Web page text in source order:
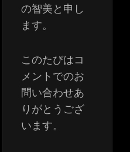
の智美と申し
ます。
このたびはコ
メントでのお
問い合わせあ
りがとうござ
います。